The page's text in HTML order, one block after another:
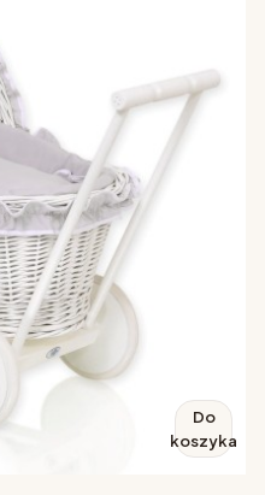
Do
koszyka